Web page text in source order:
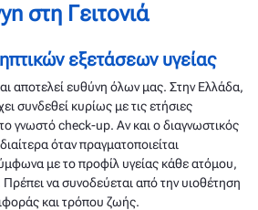
στη Γειτονιά
εξετάσεων υγείας
αποτελεί ευθύνη όλων μας. Στην Ελλάδα,
συνδεθεί κυρίως με τις ετήσιες
γνωστό check-up. Αν και ο διαγνωστικός
όταν πραγματοποιείται
με το προφίλ υγείας κάθε ατόμου,
να συνοδεύεται από την υιοθέτηση
και τρόπου ζωής.​